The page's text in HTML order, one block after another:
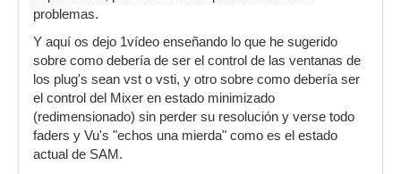
problemas.
Y aquí os dejo 1vídeo enseñando lo que he sugerido
sobre como debería de ser el control de las ventanas de
los plug's sean vst o vsti, y otro sobre como debería ser
el control del Mixer en estado minimizado
(redimensionado) sin perder su resolución y verse todo
faders y Vu's "echos una mierda" como es el estado
actual de SAM.